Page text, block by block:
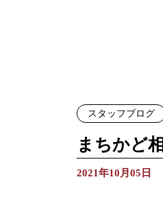
スタッフブログ
まちかど
2021年10月05日